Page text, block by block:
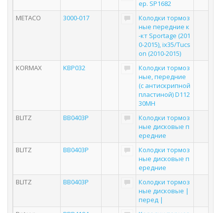
ер. SP1682
METACO
3000-017
Колодки тормоз
ные передние к
-кт Sportage (201
0-2015), ix35/Tucs
on (2010-2015)
KORMAX
KBP032
Колодки тормоз
ные, передние
(с антискрипной
пластиной) D112
30MH
BLITZ
BB0403P
Колодки тормоз
ные дисковые п
ередние
BLITZ
BB0403P
Колодки тормоз
ные дисковые п
ередние
BLITZ
BB0403P
Колодки тормоз
ные дисковые |
перед |